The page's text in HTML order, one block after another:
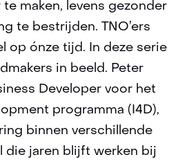
maken, levens gezonder
te bestrijden. TNO’ers
op ónze tijd. In deze serie
in beeld. Peter
Developer voor het
programma (I4D),
binnen verschillende
die jaren blijft werken bij